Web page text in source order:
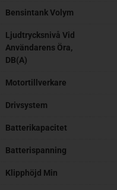
Bensintank Volym
Ljudtrycksnivå Vid
Användarens Öra,
DB(A)
Motortillverkare
Drivsystem
Batterikapacitet
Batterispanning
Klipphöjd Min